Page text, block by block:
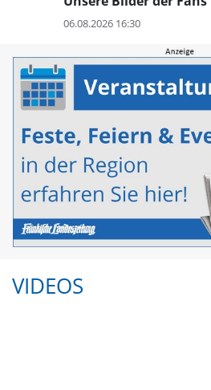
06.08.2026 16:30
VIDEOS